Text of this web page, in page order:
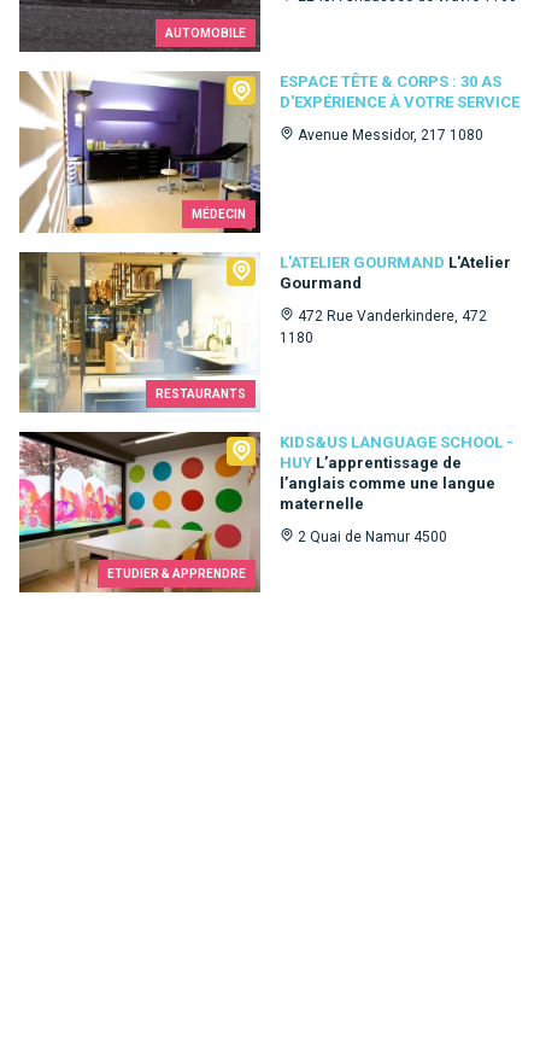
AUTOMOBILE
MÉDECIN
ESPACE TÊTE & CORPS : 30 AS
D'EXPÉRIENCE À VOTRE SERVICE
Avenue Messidor, 217 1080
Espace Tête & Corps : 30 as d'expérience à votre service
RESTAURANTS
L'ATELIER GOURMAND L'Atelier
Gourmand
472 Rue Vanderkindere, 472
1180
L'Atelier Gourmand
ETUDIER & APPRENDRE
KIDS&US LANGUAGE SCHOOL -
HUY L’apprentissage de
l’anglais comme une langue
maternelle
2 Quai de Namur 4500
Kids&Us language school - Huy